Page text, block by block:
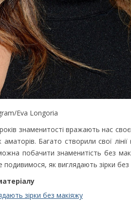
Eva Longoria
знаменитості вражають нас
Багато створили свої
побачити знаменитість без
подивимося, як виглядають зірки без
зірки без макіяжу